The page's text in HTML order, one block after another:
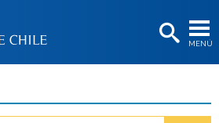
MENÚ
BIBLIOTECAS